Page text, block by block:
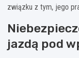
związku z tym, jego
jazdą pod